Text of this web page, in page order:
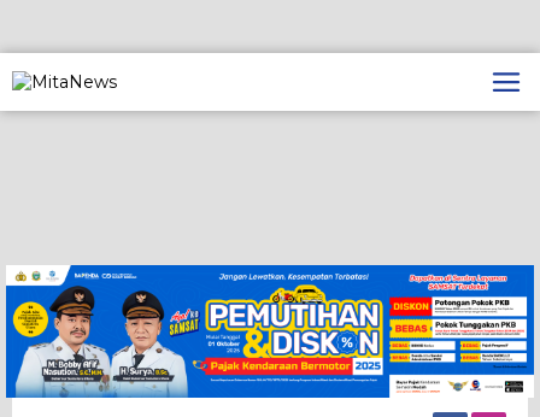
ke
konten